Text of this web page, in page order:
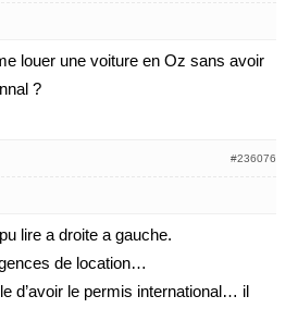
louer une voiture en Oz sans avoir
?
#236076
lire a droite a gauche.
de location…
d’avoir le permis international… il